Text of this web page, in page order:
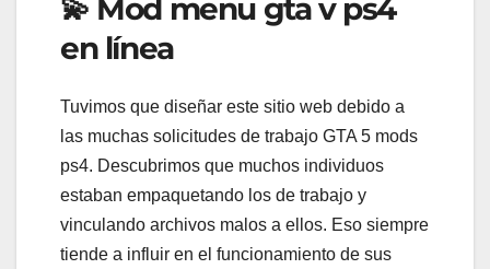
💫 Mod menu gta v ps4
en línea
Tuvimos que diseñar este sitio web debido a
las muchas solicitudes de trabajo GTA 5 mods
ps4. Descubrimos que muchos individuos
estaban empaquetando los de trabajo y
vinculando archivos malos a ellos. Eso siempre
tiende a influir en el funcionamiento de sus